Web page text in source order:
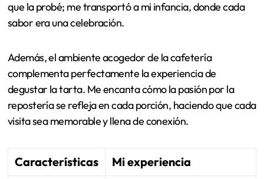
que la probé; me transportó a mi infancia, donde cada
sabor era una celebración.
Además, el ambiente acogedor de la cafetería
complementa perfectamente la experiencia de
degustar la tarta. Me encanta cómo la pasión por la
repostería se refleja en cada porción, haciendo que cada
visita sea memorable y llena de conexión.
Características Mi experiencia